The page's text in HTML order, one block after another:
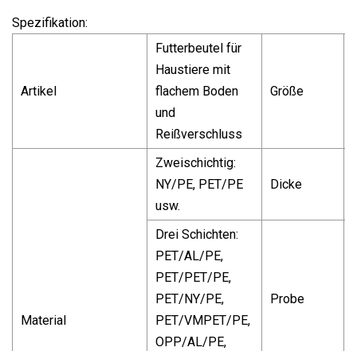
Spezifikation:
Artikel
Futterbeutel für
Haustiere mit
flachem Boden
und
Reißverschluss
Größe
Material
Zweischichtig:
NY/PE, PET/PE
usw.
Dicke
Drei Schichten:
PET/AL/PE,
PET/PET/PE,
PET/NY/PE,
PET/VMPET/PE,
OPP/AL/PE,
Probe